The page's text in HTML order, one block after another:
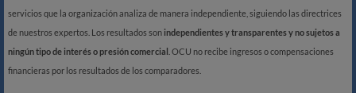
servicios que la organización analiza de manera independiente, siguiendo las directrices
de nuestros expertos. Los resultados son independientes y transparentes y no sujetos a
ningún tipo de interés o presión comercial . OCU no recibe ingresos o compensaciones
financieras por los resultados de los comparadores.